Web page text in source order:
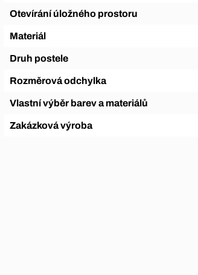
Otevírání úložného prostoru
Materiál
Druh postele
Rozměrová odchylka
Vlastní výběr barev a materiálů
Zakázková výroba